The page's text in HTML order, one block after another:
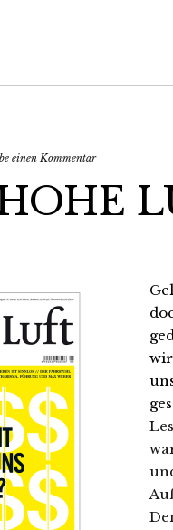
einen Kommentar
wir